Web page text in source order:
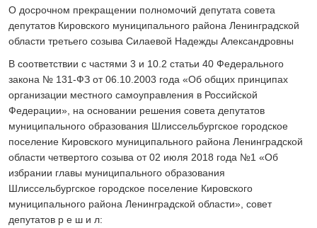
27 ИЮЛЯ 2026
ОБЩЕСТВО
Новоселье в поселке Синявино
24 ИЮЛЯ 2026
ОБЩЕСТВО
Скоро в школу!
24 ИЮЛЯ 2026
ОБЩЕСТВО
Спрашивали? Отвечаем!
04 АВГУСТА 2026
О досрочном прекращении полномочий депутата совета
депутатов Кировского муниципального района Ленинградской
области третьего созыва Силаевой Надежды Александровны
В соответствии с частями 3 и 10.2 статьи 40 Федерального
закона № 131-ФЗ от 06.10.2003 года «Об общих принципах
организации местного самоуправления в Российской
Федерации», на основании решения совета депутатов
муниципального образования Шлиссельбургское городское
поселение Кировского муниципального района Ленинградской
области четвертого созыва от 02 июля 2018 года №1 «Об
избрании главы муниципального образования
Шлиссельбургское городское поселение Кировского
муниципального района Ленинградской области», совет
депутатов р е ш и л: